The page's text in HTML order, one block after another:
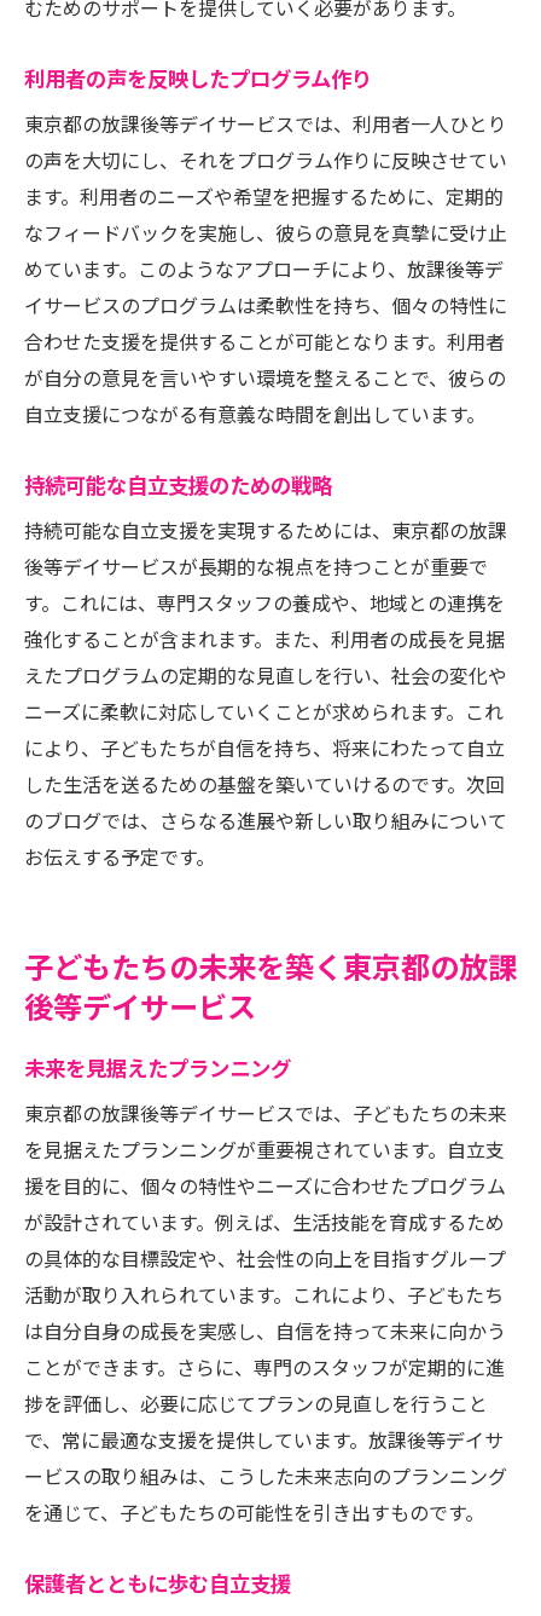
むためのサポートを提供していく必要があります。
利用者の声を反映したプログラム作り
東京都の放課後等デイサービスでは、利用者一人ひとり
の声を大切にし、それをプログラム作りに反映させてい
ます。利用者のニーズや希望を把握するために、定期的
なフィードバックを実施し、彼らの意見を真摯に受け止
めています。このようなアプローチにより、放課後等デ
イサービスのプログラムは柔軟性を持ち、個々の特性に
合わせた支援を提供することが可能となります。利用者
が自分の意見を言いやすい環境を整えることで、彼らの
自立支援につながる有意義な時間を創出しています。
持続可能な自立支援のための戦略
持続可能な自立支援を実現するためには、東京都の放課
後等デイサービスが長期的な視点を持つことが重要で
す。これには、専門スタッフの養成や、地域との連携を
強化することが含まれます。また、利用者の成長を見据
えたプログラムの定期的な見直しを行い、社会の変化や
ニーズに柔軟に対応していくことが求められます。これ
により、子どもたちが自信を持ち、将来にわたって自立
した生活を送るための基盤を築いていけるのです。次回
のブログでは、さらなる進展や新しい取り組みについて
お伝えする予定です。
子どもたちの未来を築く東京都の放課
後等デイサービス
未来を見据えたプランニング
東京都の放課後等デイサービスでは、子どもたちの未来
を見据えたプランニングが重要視されています。自立支
援を目的に、個々の特性やニーズに合わせたプログラム
が設計されています。例えば、生活技能を育成するため
の具体的な目標設定や、社会性の向上を目指すグループ
活動が取り入れられています。これにより、子どもたち
は自分自身の成長を実感し、自信を持って未来に向かう
ことができます。さらに、専門のスタッフが定期的に進
捗を評価し、必要に応じてプランの見直しを行うこと
で、常に最適な支援を提供しています。放課後等デイサ
ービスの取り組みは、こうした未来志向のプランニング
を通じて、子どもたちの可能性を引き出すものです。
保護者とともに歩む自立支援